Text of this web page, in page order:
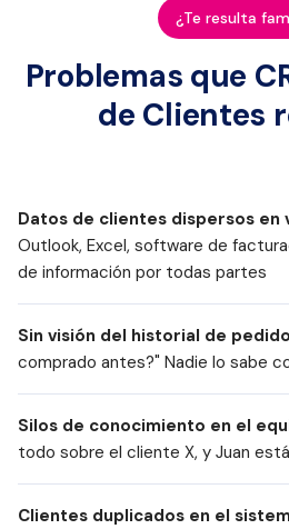
¿Te resulta
Problemas que
de Clientes
Datos de clientes dispersos en
Outlook, Excel, software de
de información por todas partes
Sin visión del historial de
comprado antes?" Nadie lo sabe
Silos de conocimiento en el
todo sobre el cliente X, y Juan
Clientes duplicados en el